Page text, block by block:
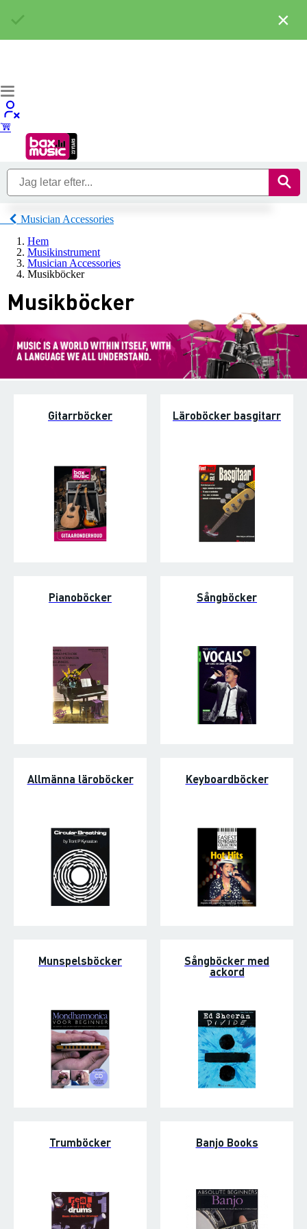
Musician Accessories
Hem
Musikinstrument
Musician Accessories
Musikböcker
Musikböcker
Gitarrböcker Läroböcker basgitarr
Pianoböcker Sångböcker
Allmänna läroböcker Keyboardböcker
Munspelsböcker Sångböcker med
ackord
Trumböcker Banjo Books
×